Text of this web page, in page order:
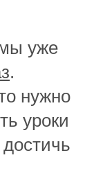
уже
.
нужно
уроки